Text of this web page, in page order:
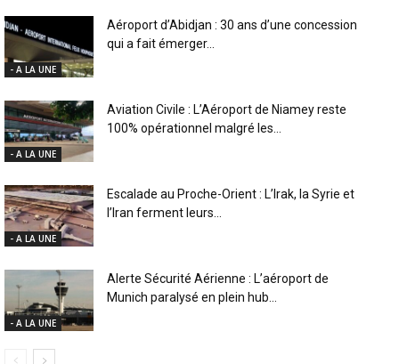
- A LA UNE
Aéroport d’Abidjan : 30 ans d’une concession
qui a fait émerger...
- A LA UNE
Aviation Civile : L’Aéroport de Niamey reste
100% opérationnel malgré les...
- A LA UNE
Escalade au Proche-Orient : L’Irak, la Syrie et
l’Iran ferment leurs...
- A LA UNE
Alerte Sécurité Aérienne : L’aéroport de
Munich paralysé en plein hub...